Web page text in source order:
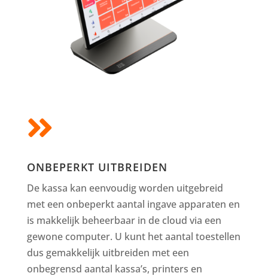

ONBEPERKT UITBREIDEN
De kassa kan eenvoudig worden uitgebreid
met een onbeperkt aantal ingave apparaten en
is makkelijk beheerbaar in de cloud via een
gewone computer. U kunt het aantal toestellen
dus gemakkelijk uitbreiden met een
onbegrensd aantal kassa’s, printers en